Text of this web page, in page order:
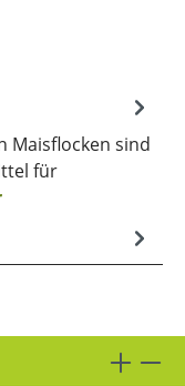
Maisflocken sind
für